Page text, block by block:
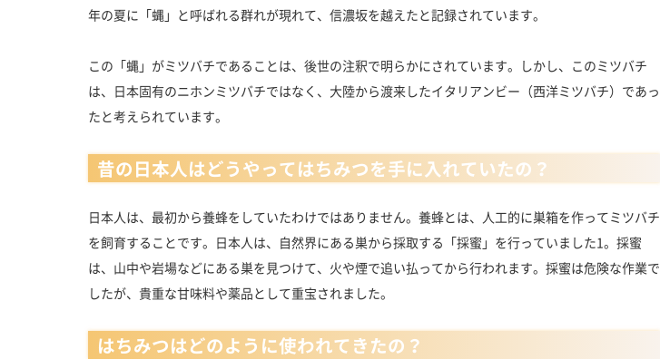
年の夏に「蝿」と呼ばれる群れが現れて、信濃坂を越えたと記録されています。
この「蝿」がミツバチであることは、後世の注釈で明らかにされています。しかし、このミツバチ
は、日本固有のニホンミツバチではなく、大陸から渡来したイタリアンビー（西洋ミツバチ）であっ
たと考えられています。
昔の日本人はどうやってはちみつを手に入れていたの？
日本人は、最初から養蜂をしていたわけではありません。養蜂とは、人工的に巣箱を作ってミツバチ
を飼育することです。日本人は、自然界にある巣から採取する「採蜜」を行っていました1。採蜜
は、山中や岩場などにある巣を見つけて、火や煙で追い払ってから行われます。採蜜は危険な作業で
したが、貴重な甘味料や薬品として重宝されました。
はちみつはどのように使われてきたの？